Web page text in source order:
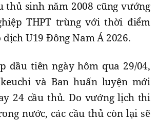
thủ sinh năm 2008 cũng vướng
THPT trùng với thời điểm
U19 Đông Nam Á 2026.
đầu tiên ngày hôm qua 29/04,
và Ban huấn luyện mới
24 cầu thủ. Do vướng lịch thi
nước, các cầu thủ còn lại sẽ